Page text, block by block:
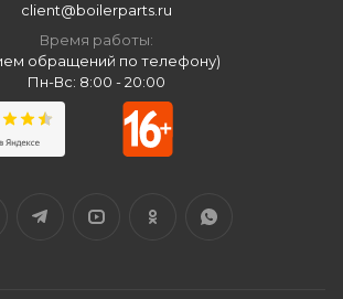
client@boilerparts.ru
Время работы:
обращений по телефону)
Пн-Вс: 8:00 - 20:00